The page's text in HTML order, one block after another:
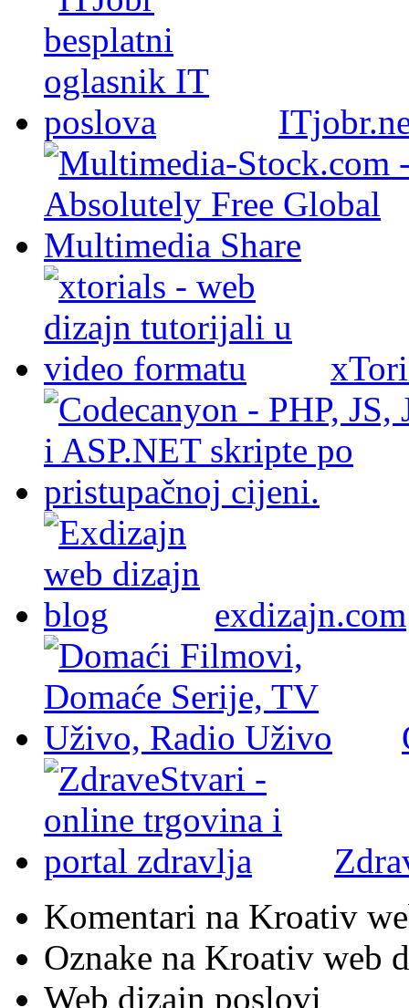
exdizajn.com
Komentari na Kroativ
Oznake na Kroativ web
Web dizajn poslovi